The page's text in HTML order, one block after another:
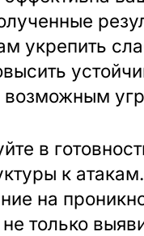
укрепить
возможным
в
к атакам.
на
только